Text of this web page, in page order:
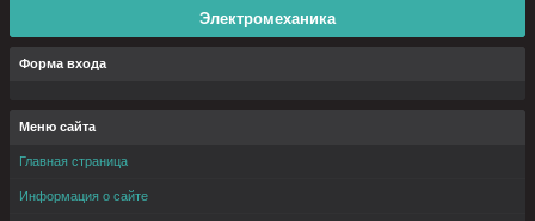
Электромеханика
Форма входа
Меню сайта
Главная страница
Информация о сайте